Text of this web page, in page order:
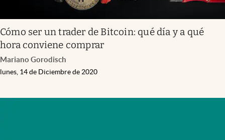
Cómo ser un trader de Bitcoin: qué día y a qué
hora conviene comprar
Mariano Gorodisch
lunes, 14 de Diciembre de 2020